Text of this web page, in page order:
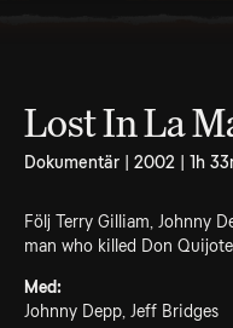
Lost In La
Dokumentär | 2002 | 1h
Följ Terry Gilliam, Johnny
man who killed Don
Med:
Johnny Depp, Jeff Bridges